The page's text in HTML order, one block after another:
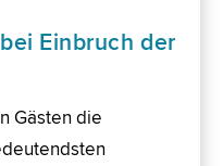
Einbruch der
Gästen die